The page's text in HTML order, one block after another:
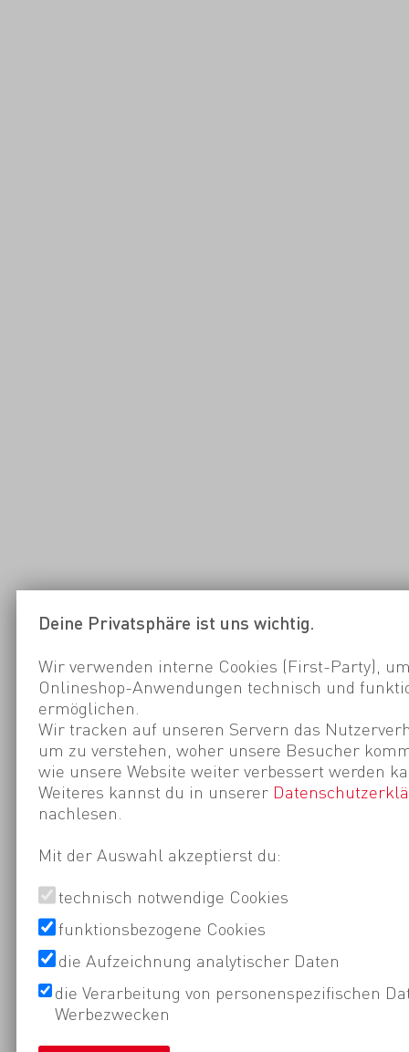
Deine Privatsphäre ist uns wichtig.
Wir verwenden interne Cookies (First-Party),
Onlineshop-Anwendungen technisch und
ermöglichen.
Wir tracken auf unseren Servern das
um zu verstehen, woher unsere Besucher
wie unsere Website weiter verbessert werden
Weiteres kannst du in unserer
nachlesen.
Mit der Auswahl akzeptierst du:
technisch notwendige Cookies
funktionsbezogene Cookies
die Aufzeichnung analytischer Daten
die Verarbeitung von personenspezifischen
Werbezwecken